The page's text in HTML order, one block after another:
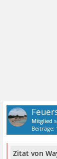
Mitglied
Beiträge:
Zitat von